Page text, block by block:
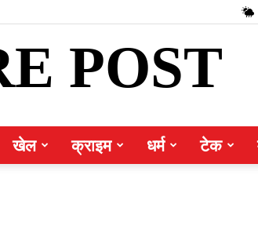
POST
खेल क्राइम धर्म टेक